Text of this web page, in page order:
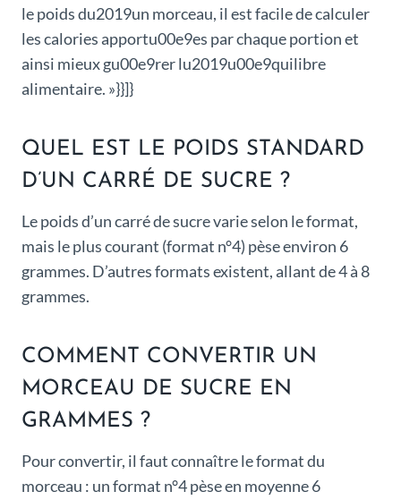
le poids du2019un morceau, il est facile de calculer
les calories apportu00e9es par chaque portion et
ainsi mieux gu00e9rer lu2019u00e9quilibre
alimentaire. »}}]}
QUEL EST LE POIDS STANDARD
D’UN CARRÉ DE SUCRE ?
Le poids d’un carré de sucre varie selon le format,
mais le plus courant (format n°4) pèse environ 6
grammes. D’autres formats existent, allant de 4 à 8
grammes.
COMMENT CONVERTIR UN
MORCEAU DE SUCRE EN
GRAMMES ?
Pour convertir, il faut connaître le format du
morceau : un format n°4 pèse en moyenne 6